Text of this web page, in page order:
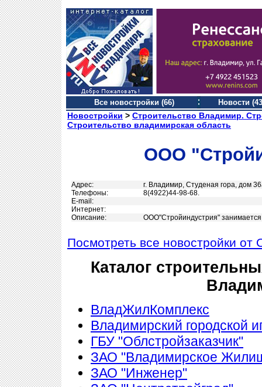
Все новостройки (66) Новости
Новостройки > Строительство Владимир.
Строительство владимирская область
ООО
Адрес:
г. Владимир, Студеная гора, дом
Телефоны:
8(4922)44-98-68.
Е-mail:
Интернет:
Описание:
ООО"Стройиндустрия"
Посмотреть все новостройки
Каталог
ВладЖилКомплекс
Владимирский городской
ГБУ "Облстройзаказчик"
ЗАО "Владимирское
ЗАО "Инженер"